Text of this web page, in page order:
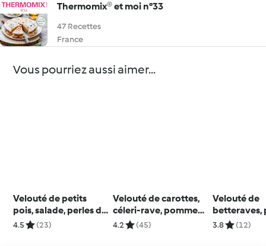
Thermomix® et moi n°33
47 Recettes
France
Vous pourriez aussi aimer...
Velouté de petits
pois, salade, perles du
japon et camembert
4.5 (23)
Velouté de carottes,
céleri-rave, pommes
et beurre de
4.2 (45)
Velouté de
betteraves,
pommes,
3.8 (12)